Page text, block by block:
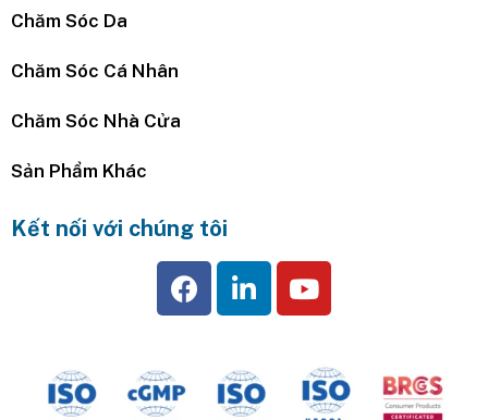
Chăm Sóc Da
Chăm Sóc Cá Nhân
Chăm Sóc Nhà Cửa
Sản Phẩm Khác
Kết nối với chúng tôi